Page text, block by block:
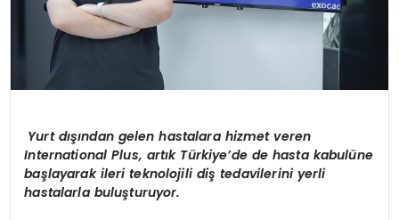
Yurt dışından gelen hastalara hizmet veren
International Plus, artık Türkiye’de de hasta kabulüne
başlayarak ileri teknolojili diş tedavilerini yerli
hastalarla buluşturuyor.